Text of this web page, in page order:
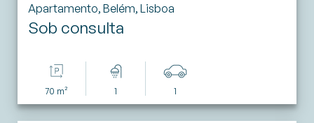
Apartamento, Belém, Lisboa
Sob consulta
70 m² 1 1